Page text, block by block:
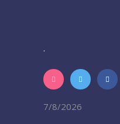
.
7/8/2026